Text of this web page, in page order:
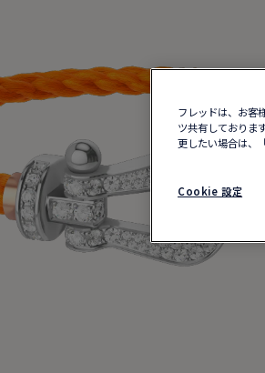
フレッドは、お客
ツ共有しておりま
更したい場合は、
Cookie 設定